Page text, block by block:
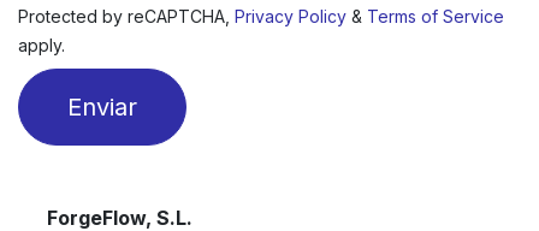
Protected by reCAPTCHA, Privacy Policy & Terms of Service
apply.
Enviar
ForgeFlow, S.L.